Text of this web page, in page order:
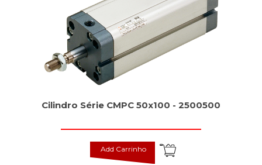
Cilindro Série CMPC 50x100 - 2500500
Add Carrinho